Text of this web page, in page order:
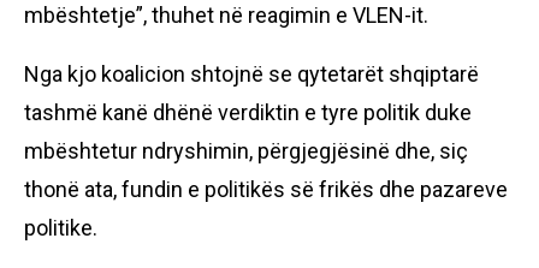
mbështetje”, thuhet në reagimin e VLEN-it.
Nga kjo koalicion shtojnë se qytetarët shqiptarë
tashmë kanë dhënë verdiktin e tyre politik duke
mbështetur ndryshimin, përgjegjësinë dhe, siç
thonë ata, fundin e politikës së frikës dhe pazareve
politike.